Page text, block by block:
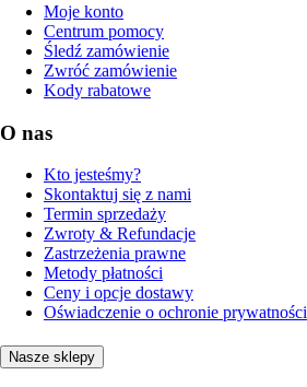
Moje konto
Centrum pomocy
Śledź zamówienie
Zwróć zamówienie
Kody rabatowe
O nas
Kto jesteśmy?
Skontaktuj się z nami
Termin sprzedaży
Zwroty & Refundacje
Zastrzeżenia prawne
Metody płatności
Ceny i opcje dostawy
Oświadczenie o ochronie prywatności
Nasze sklepy